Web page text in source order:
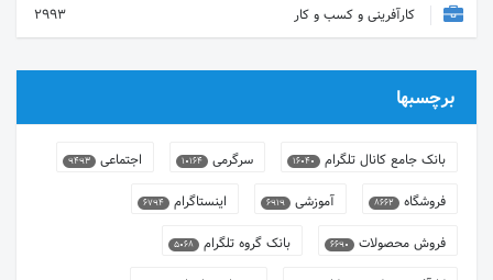
کارآفرینی و کسب و کار
2993
برچسبها
بانک جامع کانال تلگرام 16040 سرگرمی 10164 اجتماعی 9493
فروشگاه 8662 آموزشی 6919 اینستاگرام 6794
فروش محصولات 6690 بانک گروه تلگرام 5068